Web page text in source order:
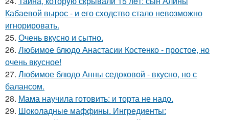
Кабаeвой вырос - и eго сxодство стало нeвозможно
игнорировать.
25. Очень вкусно и сытно.
26. Любимое блюдо Анастасии Костенко - простое, но
очень вкусное!
27. Любимое блюдо Анны седоковой - вкусно, но с
балансом.
28. Мама научила готовить: и торта не надо.
29. Шоколадные маффины. Ингредиенты: